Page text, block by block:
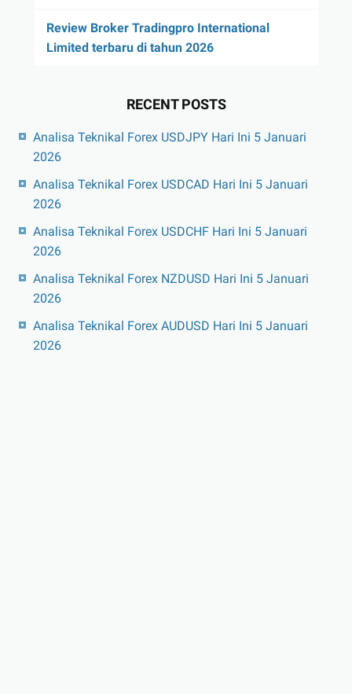
Review Broker Tradingpro International
Limited terbaru di tahun 2026
RECENT POSTS
Analisa Teknikal Forex USDJPY Hari Ini 5 Januari
2026
Analisa Teknikal Forex USDCAD Hari Ini 5 Januari
2026
Analisa Teknikal Forex USDCHF Hari Ini 5 Januari
2026
Analisa Teknikal Forex NZDUSD Hari Ini 5 Januari
2026
Analisa Teknikal Forex AUDUSD Hari Ini 5 Januari
2026